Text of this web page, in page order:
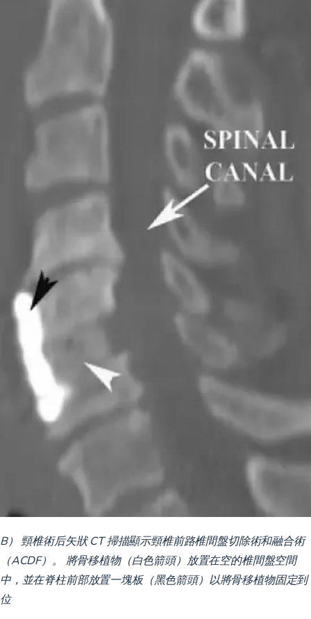
B） 頸椎術后矢狀 CT 掃描顯示頸椎前路椎間盤切除術和融合術
（ACDF）。 將骨移植物（白色箭頭）放置在空的椎間盤空間
中，並在脊柱前部放置一塊板（黑色箭頭）以將骨移植物固定到
位